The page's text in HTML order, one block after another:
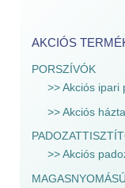
AKCIÓS
PORSZÍVÓK
>> Akciós ipari
>> Akciós
>> Akciós